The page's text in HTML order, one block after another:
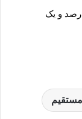
و یک
مستقیم